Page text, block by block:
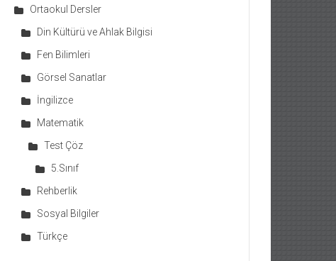
Ortaokul Dersler
Din Kültürü ve Ahlak Bilgisi
Fen Bilimleri
Görsel Sanatlar
İngilizce
Matematik
Test Çöz
5.Sınıf
Rehberlik
Sosyal Bilgiler
Türkçe